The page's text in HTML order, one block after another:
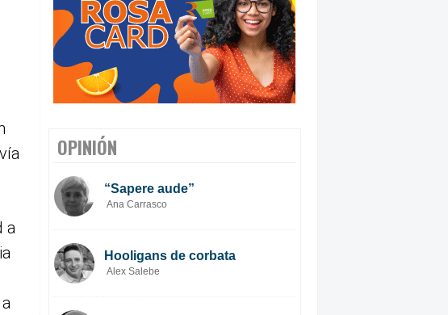
a
OPINIÓN
“Sapere aude”
Ana Carrasco
Hooligans de corbata
Alex Salebe